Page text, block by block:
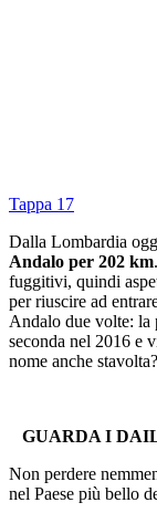
Tappa 17
Dalla Lombardia
Andalo per 202 km
fuggitivi, quindi
per riuscire ad
Andalo due volte: la
seconda nel 2016 e
nome anche stavolta?
GUARDA I
Non perdere
nel Paese più bello